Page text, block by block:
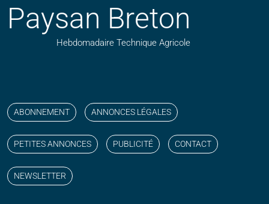
Paysan Breton
Hebdomadaire Technique Agricole
ABONNEMENT ANNONCES LÉGALES
PETITES ANNONCES PUBLICITÉ CONTACT
NEWSLETTER